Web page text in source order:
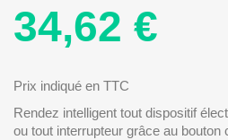
34,62 €
Prix indiqué en TTC
Rendez intelligent tout dispositif
ou tout interrupteur grâce au bouton